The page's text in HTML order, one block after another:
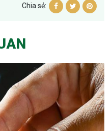
Chia sẻ: